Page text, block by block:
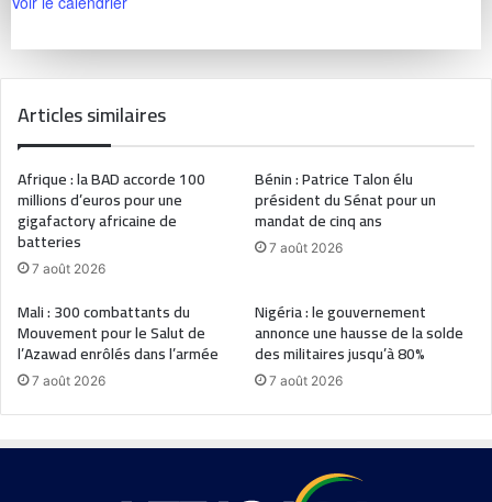
Articles similaires
Afrique : la BAD accorde 100
millions d’euros pour une
gigafactory africaine de
batteries
7 août 2026
Bénin : Patrice Talon élu
président du Sénat pour un
mandat de cinq ans
7 août 2026
Mali : 300 combattants du
Mouvement pour le Salut de
l’Azawad enrôlés dans l’armée
7 août 2026
Nigéria : le gouvernement
annonce une hausse de la solde
des militaires jusqu’à 80%
7 août 2026